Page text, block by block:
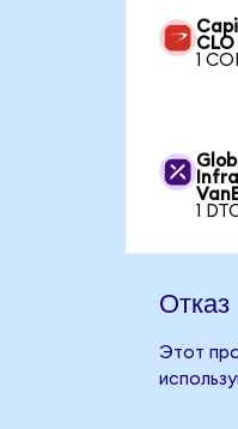
1
1
Отказ
Этот